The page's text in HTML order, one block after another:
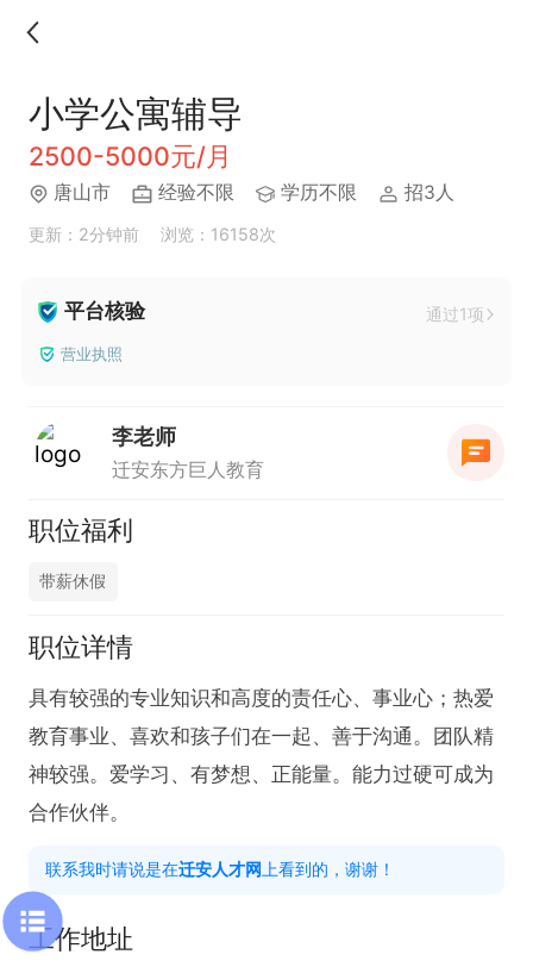
小学公寓辅导
2500-5000元/月
唐山市 经验不限 学历不限 招3人
更新：2分钟前 浏览：16158次
平台核验 通过1项
营业执照
李老师
迁安东方巨人教育
职位福利
带薪休假
职位详情
具有较强的专业知识和高度的责任心、事业心；热爱
教育事业、喜欢和孩子们在一起、善于沟通。团队精
神较强。爱学习、有梦想、正能量。能力过硬可成为
合作伙伴。
联系我时请说是在迁安人才网 上看到的，谢谢！
工作地址